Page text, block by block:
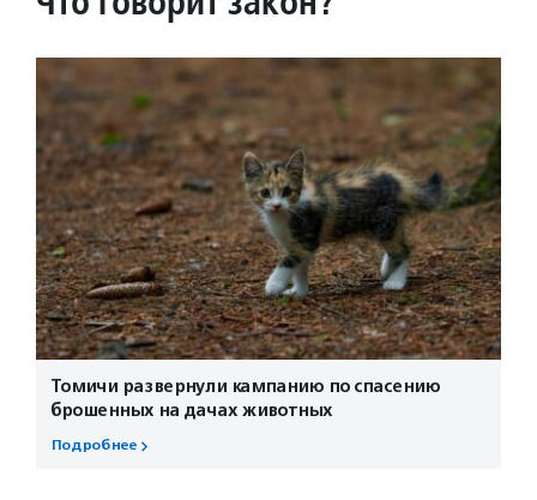
Томичи развернули кампанию по спасению
брошенных на дачах животных
Подробнее